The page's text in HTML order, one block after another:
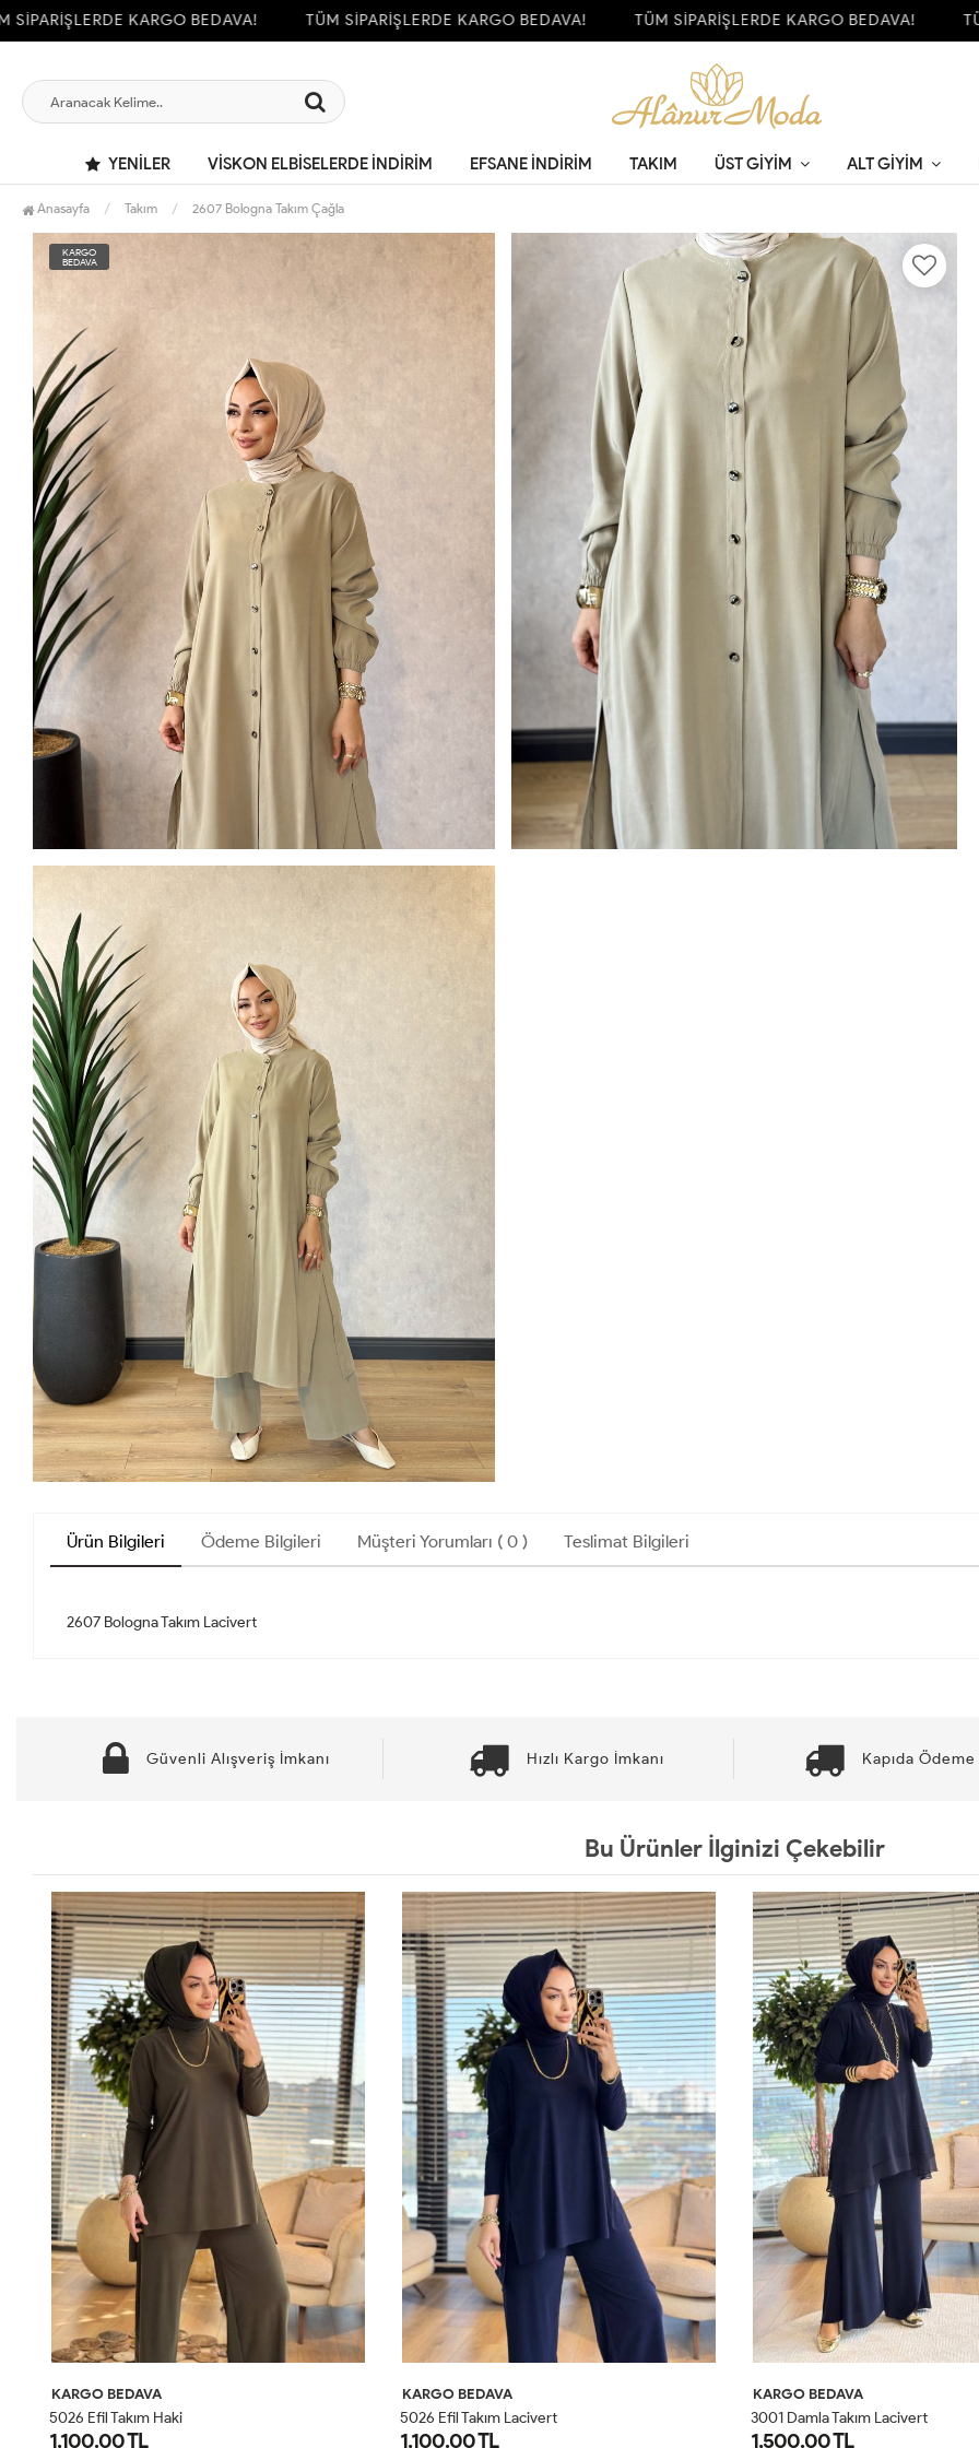
KARGO BEDAVA! TÜM SİPARİŞLERDE KARGO BEDAVA! TÜM SİPARİŞLERDE KARGO BEDAVA! TÜM
YENILER VİSKON ELBİSELERDE İNDİRİM EFSANE İNDİRİM TAKIM ÜST GIYIM ALT GIYIM
Anasayfa Takım 2607 Bologna Takım Çağla
KARGO
BEDAVA
Ürün Bilgileri Ödeme Bilgileri Müşteri Yorumları ( 0 ) Teslimat Bilgileri
Güvenli Alışveriş İmkanı Hızlı Kargo İmkanı Kapıda Ödeme
Bu Ürünler İlginizi Çekebilir
KARGO BEDAVA
5026 Efil Takım Haki
1,100.00 TL
KARGO BEDAVA
5026 Efil Takım Lacivert
1,100.00 TL
KARGO BEDAVA
3001 Damla Takım Lacivert
1,500.00 TL